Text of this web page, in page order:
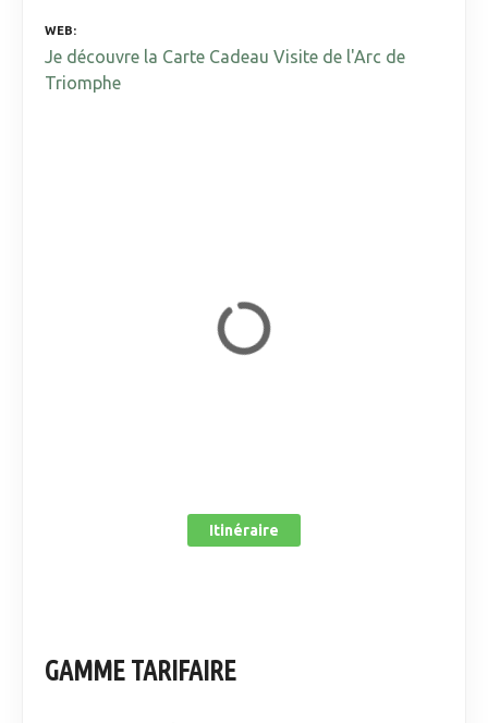
WEB
Je découvre la Carte Cadeau Visite de l'Arc de
Triomphe
Itinéraire
GAMME TARIFAIRE